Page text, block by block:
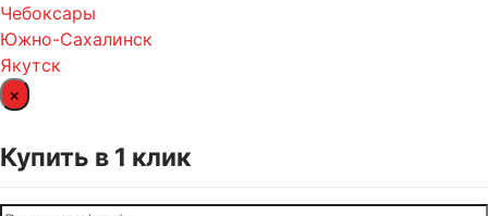
Чебоксары
Южно-Сахалинск
Якутск
×
Купить в 1 клик